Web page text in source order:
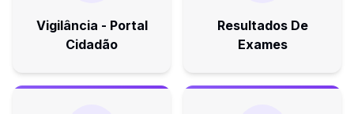
Vigilância - Portal
Cidadão
Resultados De
Exames